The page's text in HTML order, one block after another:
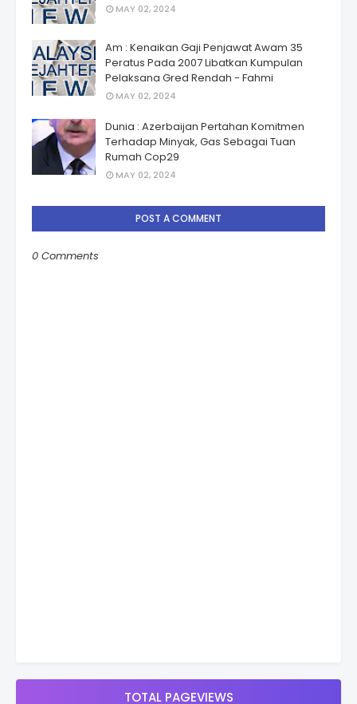
MAY 02, 2024
Am : Kenaikan Gaji Penjawat Awam 35
Peratus Pada 2007 Libatkan Kumpulan
Pelaksana Gred Rendah - Fahmi
MAY 02, 2024
Dunia : Azerbaijan Pertahan Komitmen
Terhadap Minyak, Gas Sebagai Tuan
Rumah Cop29
MAY 02, 2024
POST A COMMENT
0 Comments
TOTAL PAGEVIEWS